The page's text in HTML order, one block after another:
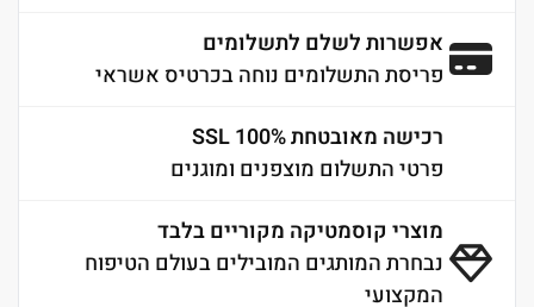
אפשרות לשלם לתשלומים
פריסת התשלומים נוחה בכרטיס אשראי
רכישה מאובטחת 100% SSL
פרטי התשלום מוצפנים ומוגנים
מוצרי קוסמטיקה מקוריים בלבד
נבחרת המותגים המובילים בעולם הטיפוח
המקצועי